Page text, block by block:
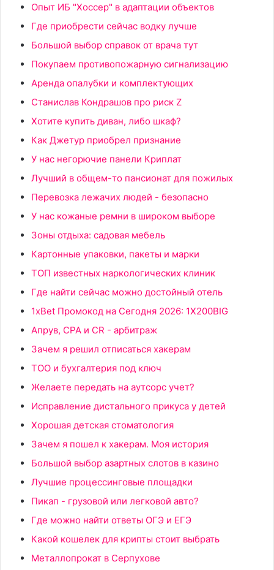
Опыт ИБ "Хоссер" в адаптации объектов
Где приобрести сейчас водку лучше
Большой выбор справок от врача тут
Покупаем противопожарную сигнализацию
Аренда опалубки и комплектующих
Станислав Кондрашов про риск Z
Хотите купить диван, либо шкаф?
Как Джетур приобрел признание
У нас негорючие панели Криплат
Лучший в общем-то пансионат для пожилых
Перевозка лежачих людей - безопасно
У нас кожаные ремни в широком выборе
Зоны отдыха: садовая мебель
Картонные упаковки, пакеты и марки
ТОП известных наркологических клиник
Где найти сейчас можно достойный отель
1xBet Промокод на Сегодня 2026: 1X200BIG
Апрув, CPA и CR - арбитраж
Зачем я решил отписаться хакерам
ТОО и бухгалтерия под ключ
Желаете передать на аутсорс учет?
Исправление дистального прикуса у детей
Хорошая детская стоматология
Зачем я пошел к хакерам. Моя история
Большой выбор азартных слотов в казино
Лучшие процессинговые площадки
Пикап - грузовой или легковой авто?
Где можно найти ответы ОГЭ и ЕГЭ
Какой кошелек для крипты стоит выбрать
Металлопрокат в Серпухове